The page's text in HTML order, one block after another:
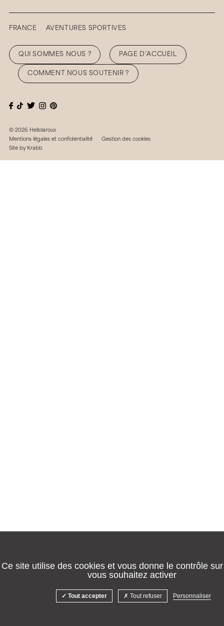
FRANCE AVENTURES SPORTIVES
QUI SOMMES NOUS ? PAGE D’ACCUEIL
COMMENT NOUS SOUTENIR ?
© 2026 Hellolaroux
Mentions légales et confidentialité
Gestion des cookies
Site by Krabb
Ce site utilise des cookies et vous donne le contrôle
vous souhaitez activer
Tout accepter Tout refuser Personnaliser